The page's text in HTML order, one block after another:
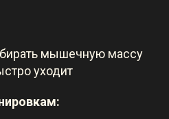
мышечную массу
уходит